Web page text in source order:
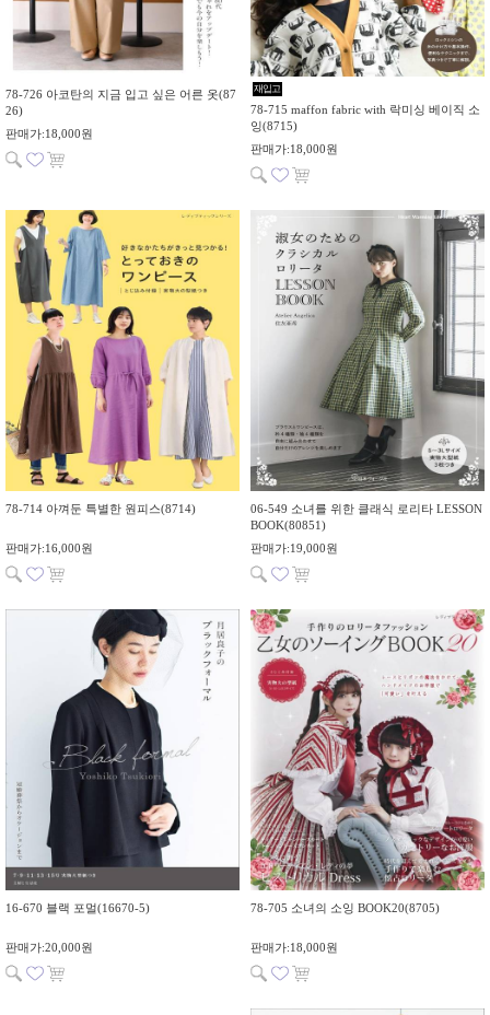
78-726 아코탄의 지금 입고 싶은 어른 옷(87
26)
판매가:18,000원
재입고
78-715 maffon fabric with 락미싱 베이직 소
잉(8715)
판매가:18,000원
78-714 아껴둔 특별한 원피스(8714)
판매가:16,000원
06-549 소녀를 위한 클래식 로리타 LESSON
BOOK(80851)
판매가:19,000원
16-670 블랙 포멀(16670-5)
판매가:20,000원
78-705 소녀의 소잉 BOOK20(8705)
판매가:18,000원